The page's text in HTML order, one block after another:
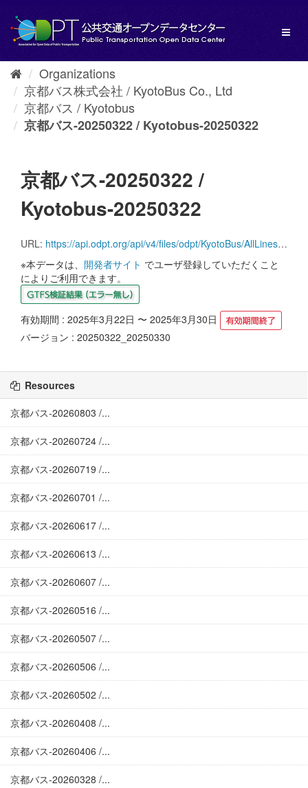
content
Organizations
京都バス株式会社 / KyotoBus Co., Ltd
京都バス / Kyotobus
京都バス-20250322 / Kyotobus-20250322
京都バス-20250322 /
Kyotobus-20250322
URL: https://api.odpt.org/api/v4/files/odpt/KyotoBus/AllLinesAnotherversion.zip?date=20250322&acl:consumerKey=[アクセストークン/YOUR_ACCESS_TOKEN]
※本データは、 開発者サイト でユーザ登録していただくこと
によりご利用できます。
有効期間 : 2025年3月22日 〜 2025年3月30日
バージョン : 20250322_20250330
Resources
京都バス-20260803 /...
京都バス-20260724 /...
京都バス-20260719 /...
京都バス-20260701 /...
京都バス-20260617 /...
京都バス-20260613 /...
京都バス-20260607 /...
京都バス-20260516 /...
京都バス-20260507 /...
京都バス-20260506 /...
京都バス-20260502 /...
京都バス-20260408 /...
京都バス-20260406 /...
京都バス-20260328 /...